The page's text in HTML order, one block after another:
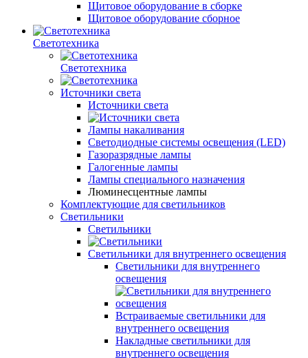
Щитовое оборудование в сборке
Щитовое оборудование сборное
Светотехника
Светотехника
Источники света
Источники света
Лампы накаливания
Светодиодные системы освещения (LED)
Газоразрядные лампы
Галогенные лампы
Лампы специального назначения
Люминесцентные лампы
Комплектующие для светильников
Светильники
Светильники
Светильники для внутреннего освещения
Светильники для внутреннего
освещения
Встраиваемые светильники для
внутреннего освещения
Накладные светильники для
внутреннего освещения